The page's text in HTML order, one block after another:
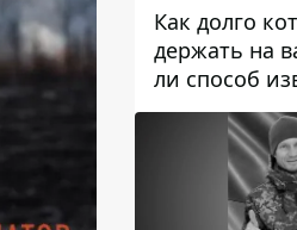
Как долго
держать на
ли способ